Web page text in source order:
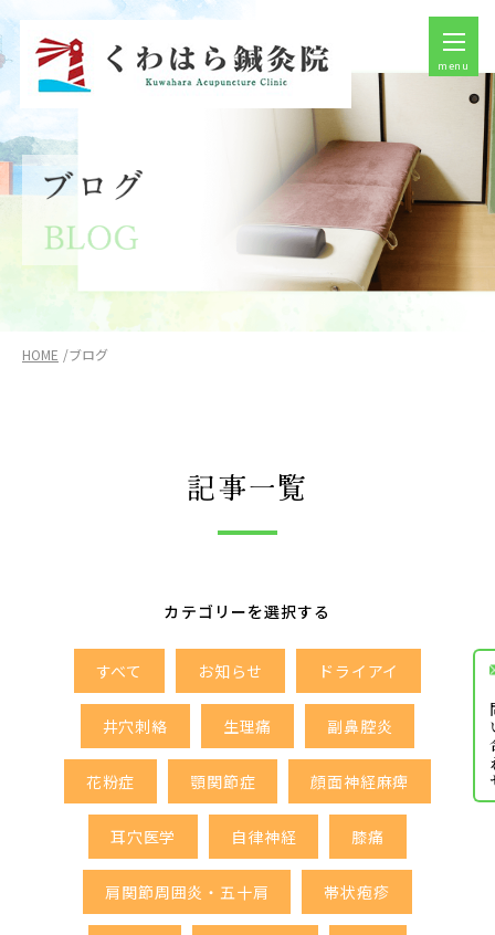
menu
お
HOME ブログ
記事一覧
カテゴリーを選択する
すべて お知らせ ドライアイ
井穴刺絡 生理痛 副鼻腔炎
花粉症 顎関節症 顔面神経麻痺
耳穴医学 自律神経 膝痛
肩関節周囲炎・五十肩 帯状疱疹